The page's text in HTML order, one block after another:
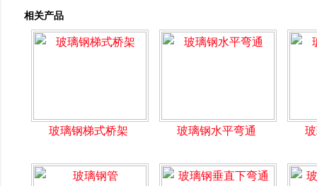
相关产品
玻璃钢梯式桥架 玻璃钢水平弯通